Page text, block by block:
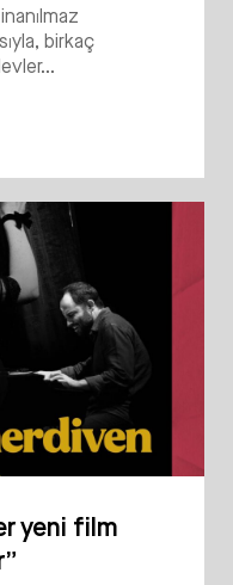
birkaç
yeni film